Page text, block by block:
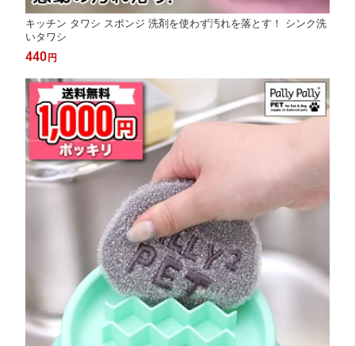
キッチン タワシ スポンジ 洗剤を使わず汚れを落とす！ シンク洗
いタワシ
440 円